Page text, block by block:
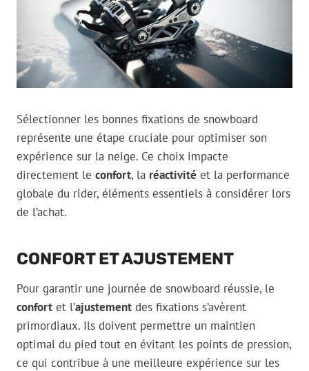
Sélectionner les bonnes fixations de snowboard
représente une étape cruciale pour optimiser son
expérience sur la neige. Ce choix impacte
directement le confort, la réactivité et la performance
globale du rider, éléments essentiels à considérer lors
de l’achat.
CONFORT ET AJUSTEMENT
Pour garantir une journée de snowboard réussie, le
confort et l’ajustement des fixations s’avèrent
primordiaux. Ils doivent permettre un maintien
optimal du pied tout en évitant les points de pression,
ce qui contribue à une meilleure expérience sur les